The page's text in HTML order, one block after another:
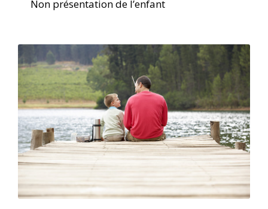
Non présentation de l’enfant